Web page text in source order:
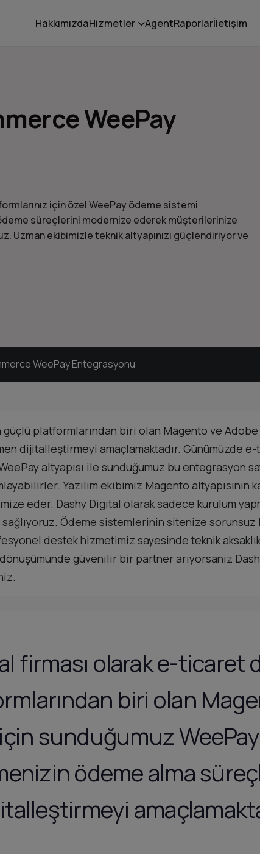
HakkımızdaHizmetler AgentRaporlarİletişim
WeePay
için özel WeePay ödeme sistemi
süreçlerini modernize ederek müşterilerinize
Uzman ekibimizle teknik altyapınızı güçlendiriyor ve
WeePay Entegrasyonu
platformlarından biri olan Magento ve
dijitalleştirmeyi amaçlamaktadır. Günümüzde e-
WeePay altyapısı ile sunduğumuz bu
Yazılım ekibimiz Magento altyapısının
eder. Dashy Digital olarak sadece kurulum
sağlıyoruz. Ödeme sistemlerinin sitenize sorunsuz
destek hizmetimiz sayesinde teknik
güvenilir bir partner arıyorsanız
firması olarak e-ticaret
biri olan
sunduğumuz WeePay
ödeme alma